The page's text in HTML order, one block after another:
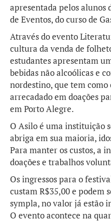
apresentada pelos alunos
de Eventos, do curso de
Através do evento
cultura da venda de
estudantes apresentam
bebidas não alcoólicas e
nordestino, que tem
arrecadado em doações
em Porto Alegre.
O Asilo é uma instituição
abriga em sua maioria,
Para manter os custos, a
doações e trabalhos
Os ingressos para o
custam R$35,00 e podem
sympla, no valor já estão
O evento acontece na